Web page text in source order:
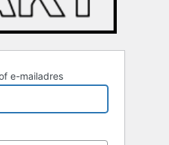
e-mailadres